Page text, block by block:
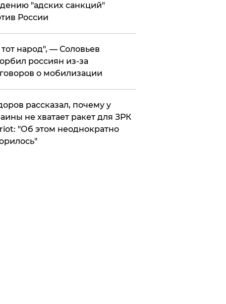
"адских санкций"
России
народ", — Соловьев
россиян из-за
о мобилизации
рассказал, почему у
не хватает ракет для ЗРК
"Об этом неоднократно